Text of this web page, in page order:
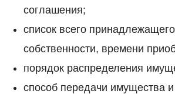
соглашения;
список всего
собственности, времени
порядок распределения
способ передачи имущества